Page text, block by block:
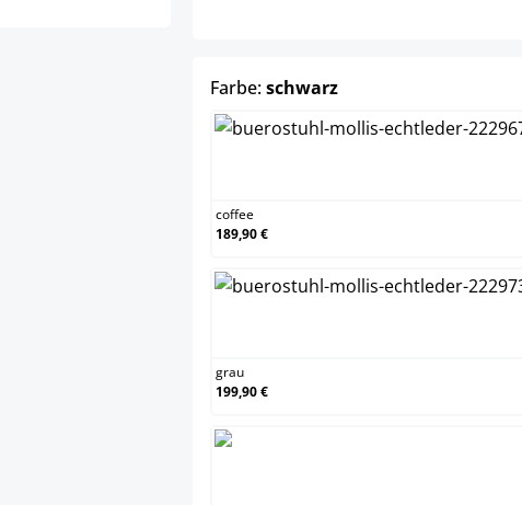
Farbe:schwarzauswählen
coffee
189,90 €
grau
199,90 €